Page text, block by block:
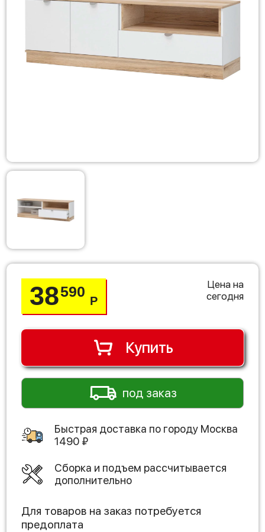
38590
Р
Цена на
сегодня
Купить
под заказ
Быстрая доставка по городу Москва
1490 ₽
Сборка и подъем рассчитывается
дополнительно
Для товаров на заказ потребуется
предоплата